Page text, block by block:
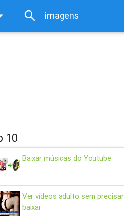
search
10
Baixar músicas do Youtube
Ver vídeos adulto sem precisar
baixar